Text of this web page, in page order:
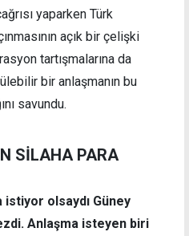
yaparken Türk
açık bir çelişki
tartışmalarına da
bir anlaşmanın bu
savundu.
SİLAHA PARA
olsaydı Güney
Anlaşma isteyen biri